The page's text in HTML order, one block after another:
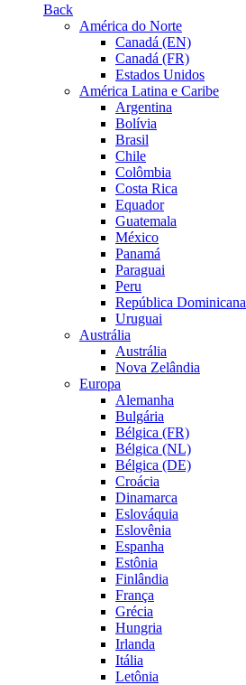
Back
América do Norte
Canadá (EN)
Canadá (FR)
Estados Unidos
América Latina e Caribe
Argentina
Bolívia
Brasil
Chile
Colômbia
Costa Rica
Equador
Guatemala
México
Panamá
Paraguai
Peru
República Dominicana
Uruguai
Austrália
Austrália
Nova Zelândia
Europa
Alemanha
Bulgária
Bélgica (FR)
Bélgica (NL)
Bélgica (DE)
Croácia
Dinamarca
Eslováquia
Eslovênia
Espanha
Estônia
Finlândia
França
Grécia
Hungria
Irlanda
Itália
Letônia